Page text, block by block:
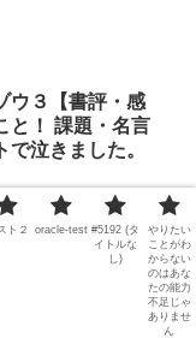
ウ３【書評・感
と！ 課題・名言
泣きました。
シリーズ第３弾！ シ
始めを休んだ結果
ト２ oracle-test #5192 (タ
イトルな
し)
やりたい
ことがわ
からない
のはあな
たの能力
不足じゃ
ありませ
ん